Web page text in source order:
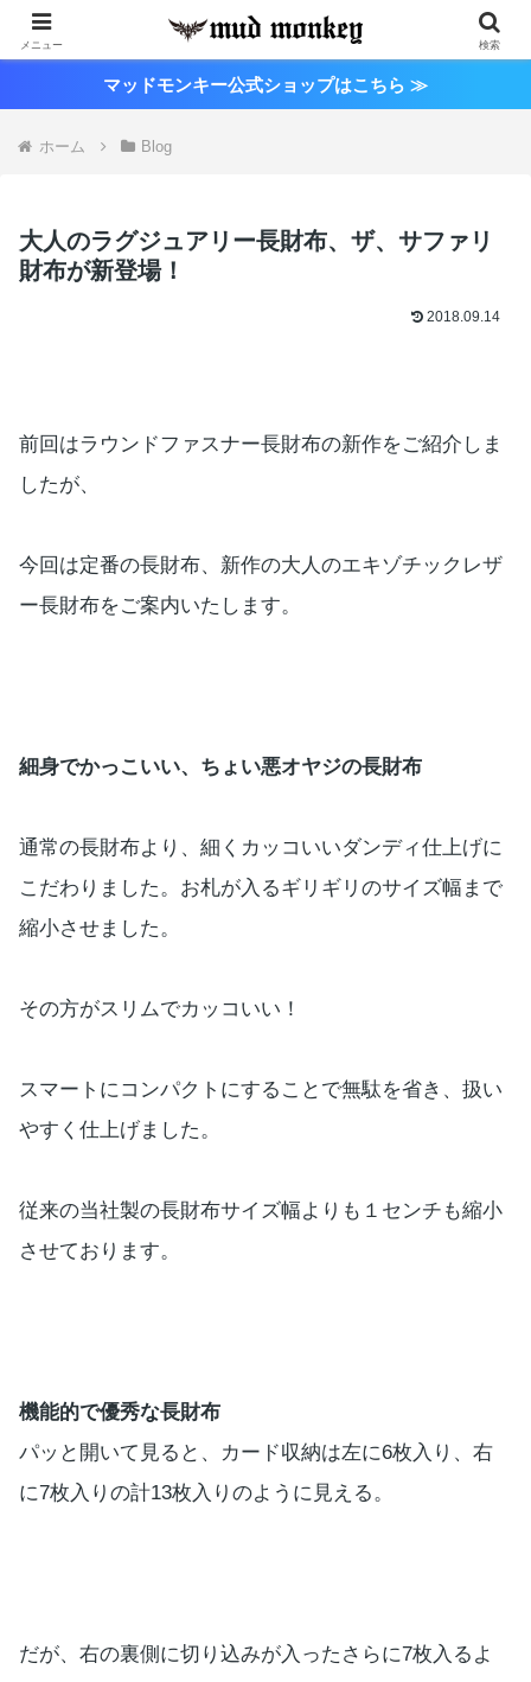
マッドモンキー公式ショップはこちら ≫
ホーム Blog
大人のラグジュアリー長財布、ザ、サファリ
財布が新登場！
2018.09.14
前回はラウンドファスナー長財布の新作をご紹介しま
したが、
今回は定番の長財布、新作の大人のエキゾチックレザ
ー長財布をご案内いたします。
細身でかっこいい、ちょい悪オヤジの長財布
通常の長財布より、細くカッコいいダンディ仕上げに
こだわりました。お札が入るギリギリのサイズ幅まで
縮小させました。
その方がスリムでカッコいい！
スマートにコンパクトにすることで無駄を省き、扱い
やすく仕上げました。
従来の当社製の長財布サイズ幅よりも１センチも縮小
させております。
機能的で優秀な長財布
パッと開いて見ると、カード収納は左に6枚入り、右
に7枚入りの計13枚入りのように見える。
だが、右の裏側に切り込みが入ったさらに7枚入るよ
メニュー 検索